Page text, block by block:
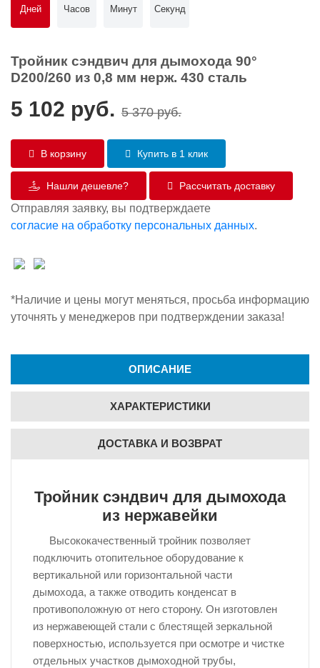
Дней Часов Минут Секунд
Тройник сэндвич для дымохода 90°
D200/260 из 0,8 мм нерж. 430 сталь
5 102 руб. 5 370 руб.
В корзину Купить в 1 клик
Нашли дешевле? Рассчитать доставку
Отправляя заявку, вы подтверждаете
согласие на обработку персональных данных.
*Наличие и цены могут меняться, просьба информацию
уточнять у менеджеров при подтверждении заказа!
ОПИСАНИЕ
ХАРАКТЕРИСТИКИ
ДОСТАВКА И ВОЗВРАТ
Тройник сэндвич для дымохода
из нержавейки
Высококачественный тройник позволяет
подключить отопительное оборудование к
вертикальной или горизонтальной части
дымохода, а также отводить конденсат в
противоположную от него сторону. Он изготовлен
из нержавеющей стали с блестящей зеркальной
поверхностью, используется при осмотре и чистке
отдельных участков дымоходной трубы,